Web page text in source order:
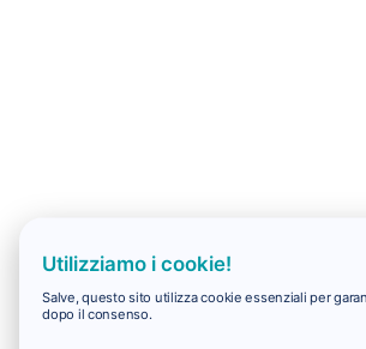
Utilizziamo i cookie!
Salve, questo sito utilizza cookie essenziali per
dopo il consenso.